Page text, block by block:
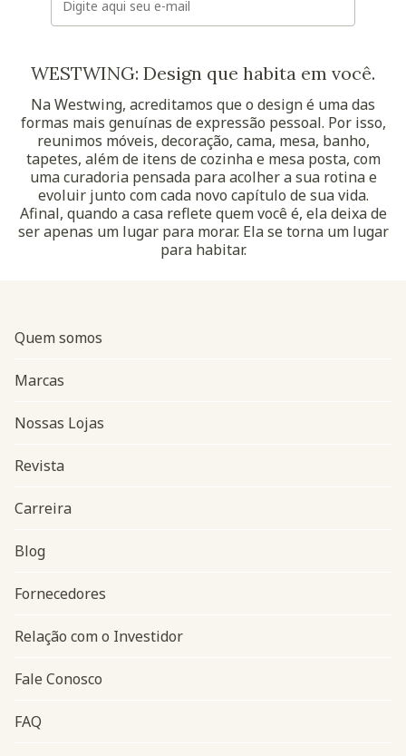
WESTWING: Design que habita em você.
Na Westwing, acreditamos que o design é uma das
formas mais genuínas de expressão pessoal. Por isso,
reunimos móveis, decoração, cama, mesa, banho,
tapetes, além de itens de cozinha e mesa posta, com
uma curadoria pensada para acolher a sua rotina e
evoluir junto com cada novo capítulo de sua vida.
Afinal, quando a casa reflete quem você é, ela deixa de
ser apenas um lugar para morar. Ela se torna um lugar
para habitar.
Navegação do rodapé
Quem somos
Marcas
Nossas Lojas
Revista
Carreira
Blog
Fornecedores
Relação com o Investidor
Fale Conosco
FAQ